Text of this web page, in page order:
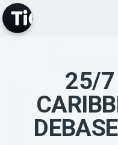
25/7